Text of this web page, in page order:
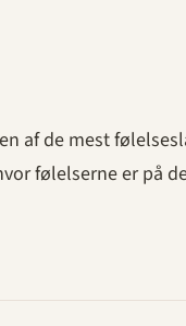
af de mest
følelserne er på